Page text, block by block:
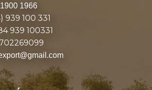
1966
100 331
939 100331